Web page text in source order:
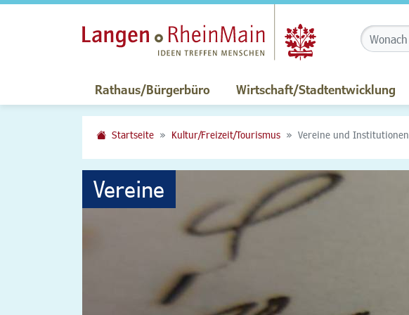
Rathaus/Bürgerbüro Wirtschaft/Stadtentwicklung
Startseite Kultur/Freizeit/Tourismus Vereine und Institutionen
Vereine